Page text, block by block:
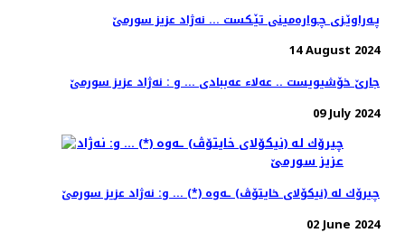
پـه‌راوێـزی چـواره‌مینی تێـكست ... نه‌ژاد عزیز سورمێ
14 August 2024
جارێ خۆشیویست .. عەلا‌ء عەببادی ... و : نه‌ژاد عزیز سورمێ
09 July 2024
چیرۆك له‌ (نیكۆلای خایتۆڤ) ـه‌وه‌ (*) ... و: نه‌ژاد عزیز سورمێ
02 June 2024